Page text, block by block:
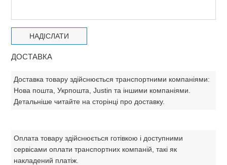
ДОСТАВКА
Доставка товару здійснюється транспортними компаніями:
Нова пошта, Укрпошта, Justin та іншими компаніями.
Детальніше читайте на сторінці про доставку.
Оплата товару здійснюється готівкою і доступними
сервісами оплати транспортних компаній, такі як
накладений платіж.